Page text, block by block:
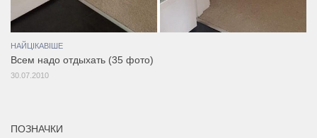
НАЙЦІКАВІШЕ
Всем надо отдыхать (35 фото)
30.07.2010
ПОЗНАЧКИ